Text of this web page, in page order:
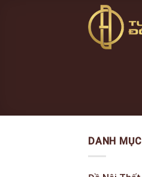
DANH MỤC